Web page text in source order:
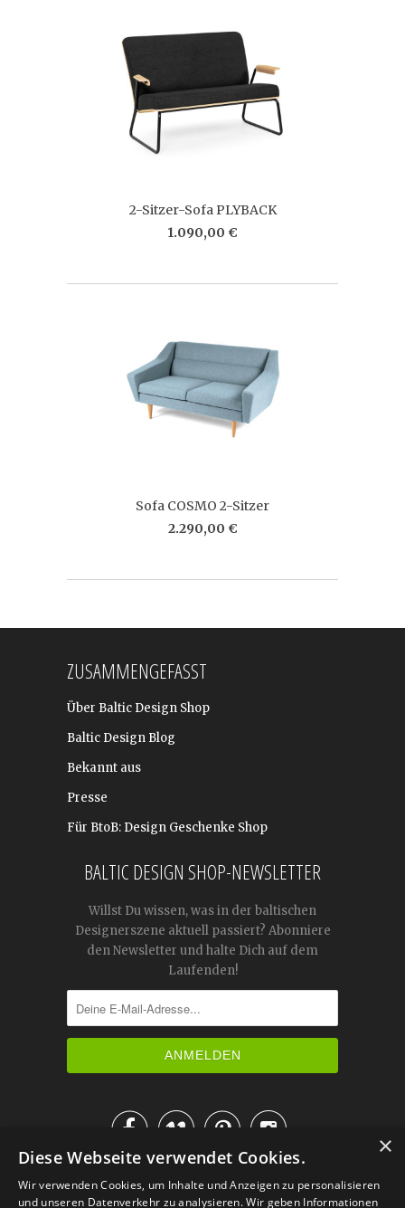
2-Sitzer-Sofa PLYBACK
1.090,00 €
Sofa COSMO 2-Sitzer
2.290,00 €
ZUSAMMENGEFASST
Über Baltic Design Shop
Baltic Design Blog
Bekannt aus
Presse
Für BtoB: Design Geschenke Shop
BALTIC DESIGN SHOP-NEWSLETTER
Willst Du wissen, was in der baltischen
Designerszene aktuell passiert? Abonniere
den Newsletter und halte Dich auf dem
Laufenden!

IM KATALOG BLÄTTERN
×
Diese Webseite verwendet Cookies.
Wir verwenden Cookies, um Inhalte und Anzeigen zu personalisieren
und unseren Datenverkehr zu analysieren. Wir geben Informationen